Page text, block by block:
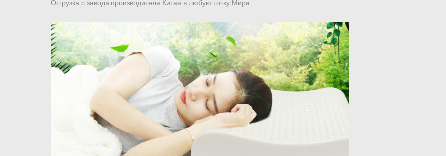
Отгрузка с завода производителя Китая в любую точку Мира